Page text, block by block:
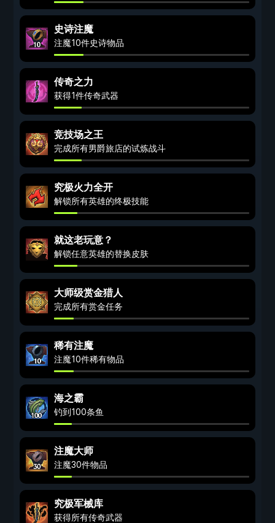
史诗注魔
注魔10件史诗物品
传奇之力
获得1件传奇武器
竞技场之王
完成所有男爵旅店的试炼战斗
究极火力全开
解锁所有英雄的终极技能
就这老玩意？
解锁任意英雄的替换皮肤
大师级赏金猎人
完成所有赏金任务
稀有注魔
注魔10件稀有物品
海之霸
钓到100条鱼
注魔大师
注魔30件物品
究极军械库
获得所有传奇武器